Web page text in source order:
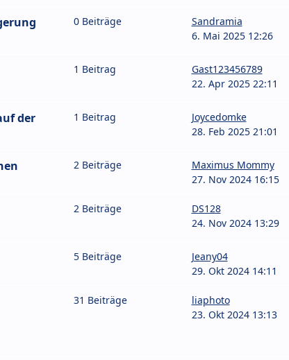
0 Beiträge
Sandramia
6. Mai 2025 12:26
1 Beitrag
Gast123456789
22. Apr 2025 22:11
der
1 Beitrag
Joycedomke
28. Feb 2025 21:01
2 Beiträge
Maximus Mommy
27. Nov 2024 16:15
2 Beiträge
DS128
24. Nov 2024 13:29
5 Beiträge
Jeany04
29. Okt 2024 14:11
31 Beiträge
liaphoto
23. Okt 2024 13:13